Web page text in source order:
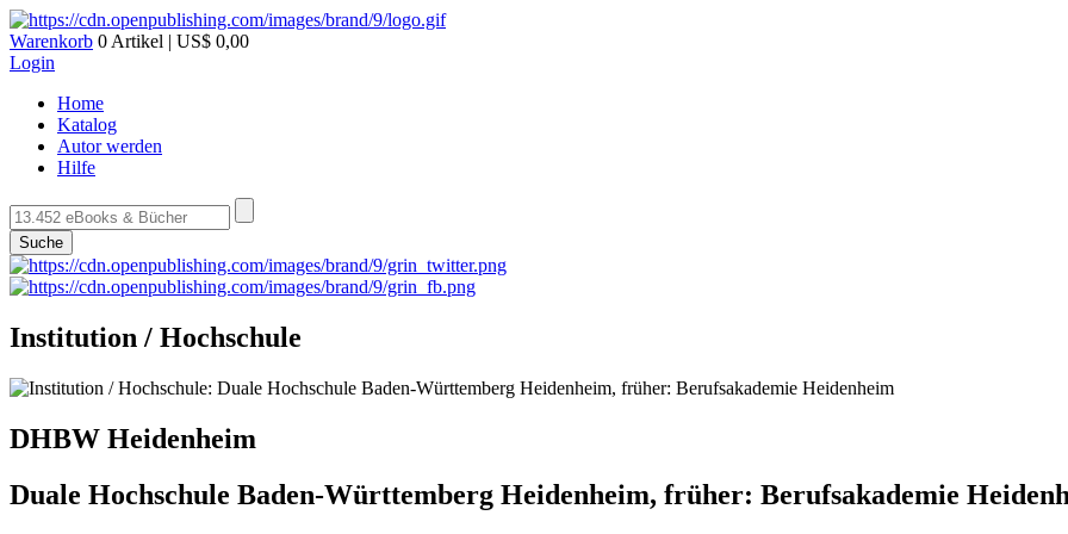
Warenkorb 0 Artikel | US$ 0,00
Login
Home
Katalog
Autor werden
Hilfe
Suche
Institution / Hochschule
DHBW Heidenheim
Duale Hochschule Baden-Württemberg Heidenheim, früher: Berufsakademie